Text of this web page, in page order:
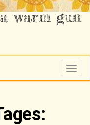
warm gun
T
o
g